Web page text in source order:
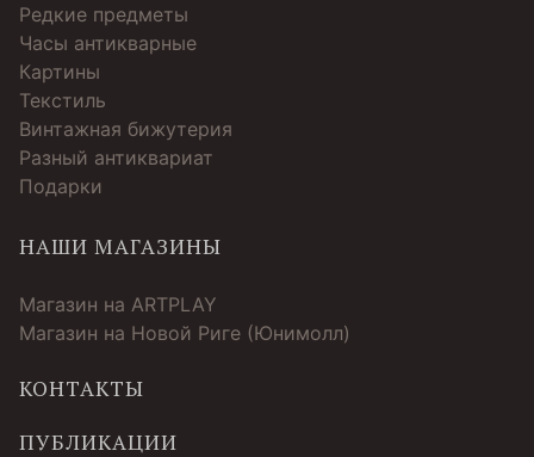
Редкие предметы
Часы антикварные
Картины
Текстиль
Винтажная бижутерия
Разный антиквариат
Подарки
НАШИ МАГАЗИНЫ
Магазин на ARTPLAY
Магазин на Новой Риге (Юнимолл)
КОНТАКТЫ
ПУБЛИКАЦИИ